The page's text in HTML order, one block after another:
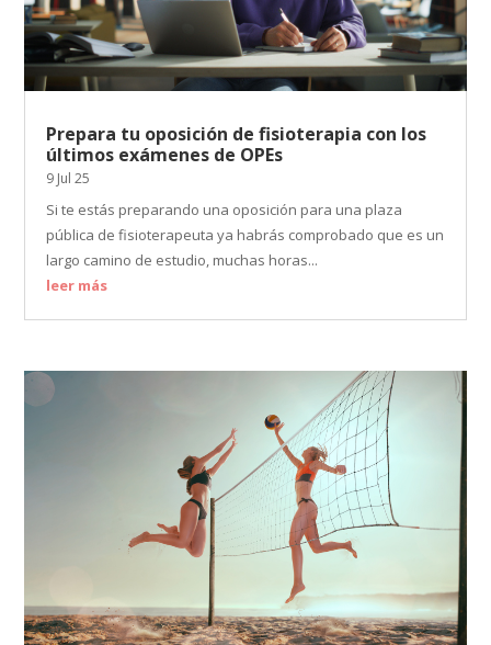
Prepara tu oposición de fisioterapia con los
últimos exámenes de OPEs
9 Jul 25
Si te estás preparando una oposición para una plaza
pública de fisioterapeuta ya habrás comprobado que es un
largo camino de estudio, muchas horas...
leer más